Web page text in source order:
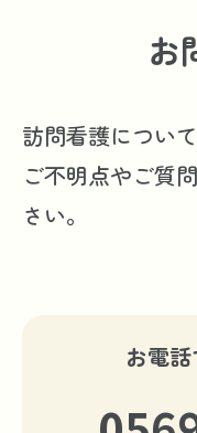
お
訪問看護につい
ご不明点やご質
さい。
お電